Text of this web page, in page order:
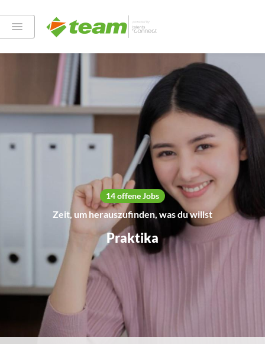
14 offene Jobs
Zeit, um herauszufinden, was du willst
Praktika